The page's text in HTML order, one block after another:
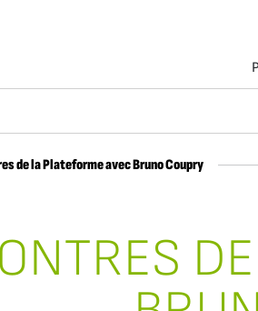
de la Plateforme avec Bruno Coupry